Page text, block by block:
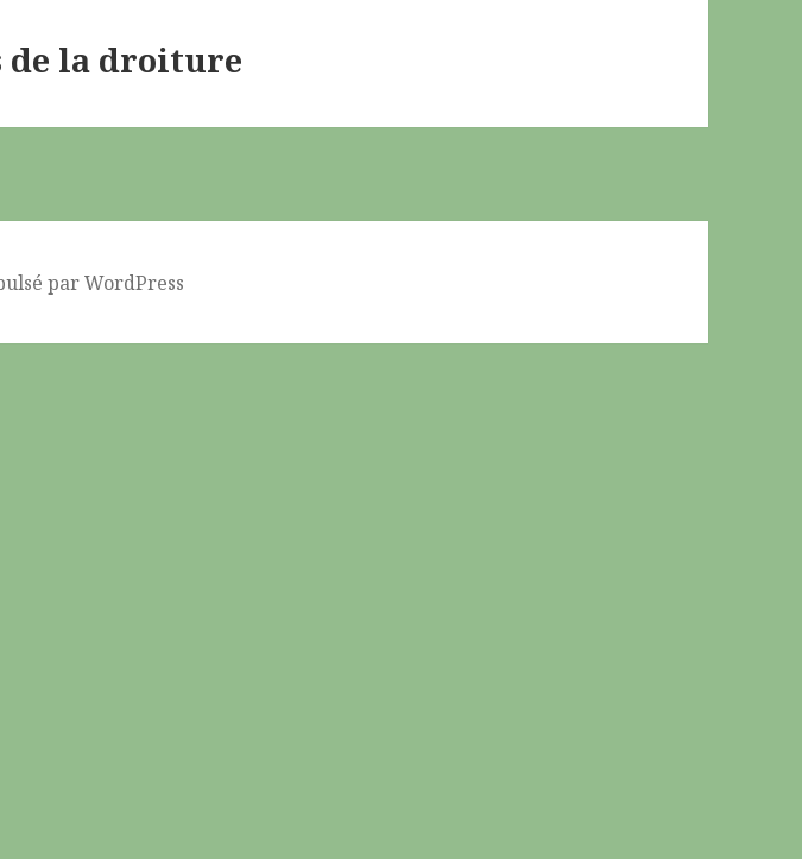
de la droiture
par WordPress